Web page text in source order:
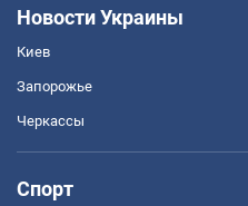
Новости Украины
Киев
Запорожье
Черкассы
Спорт